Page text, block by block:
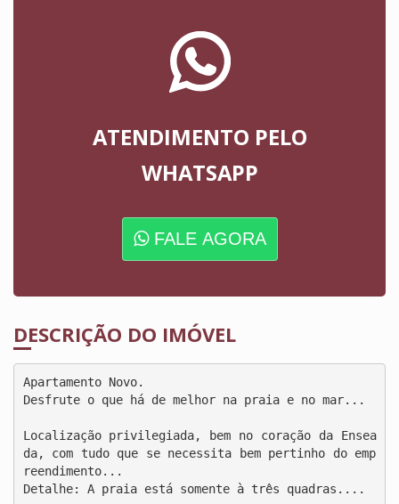
ATENDIMENTO PELO
WHATSAPP
FALE AGORA
DESCRIÇÃO DO IMÓVEL
Apartamento Novo.
Desfrute o que há de melhor na praia e no mar...
Localização privilegiada, bem no coração da Ensea
da, com tudo que se necessita bem pertinho do emp
reendimento...
Detalhe: A praia está somente à três quadras....